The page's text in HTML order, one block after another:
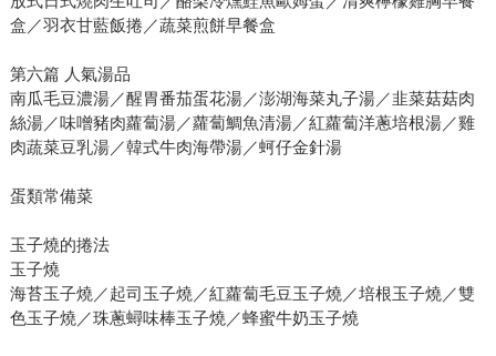
盒／羽衣甘藍飯捲／蔬菜煎餅早餐盒
第六篇 人氣湯品
南瓜毛豆濃湯／醒胃番茄蛋花湯／澎湖海菜丸子湯／韭菜菇菇肉
絲湯／味噌豬肉蘿蔔湯／蘿蔔鯛魚清湯／紅蘿蔔洋蔥培根湯／雞
肉蔬菜豆乳湯／韓式牛肉海帶湯／蚵仔金針湯
蛋類常備菜
玉子燒的捲法
玉子燒
海苔玉子燒／起司玉子燒／紅蘿蔔毛豆玉子燒／培根玉子燒／雙
色玉子燒／珠蔥蟳味棒玉子燒／蜂蜜牛奶玉子燒